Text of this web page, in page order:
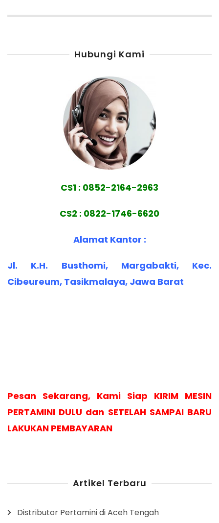
Hubungi Kami
CS1 : 0852-2164-2963
CS2 : 0822-1746-6620
Alamat Kantor :
Jl. K.H. Busthomi, Margabakti, Kec.
Cibeureum, Tasikmalaya, Jawa Barat
Pesan Sekarang, Kami Siap KIRIM MESIN
PERTAMINI DULU dan SETELAH SAMPAI BARU
LAKUKAN PEMBAYARAN
Artikel Terbaru
Distributor Pertamini di Aceh Tengah